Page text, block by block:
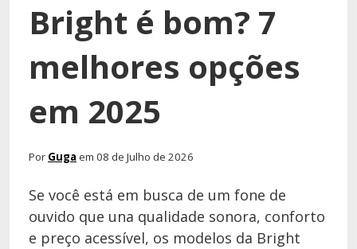
Bright é bom? 7
melhores opções
em 2025
Por Guga em 08 de Julho de 2026
Se você está em busca de um fone de
ouvido que una qualidade sonora, conforto
e preço acessível, os modelos da Bright